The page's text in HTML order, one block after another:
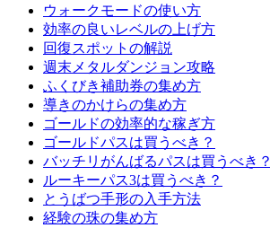
ウォークモードの使い方
効率の良いレベルの上げ方
回復スポットの解説
週末メタルダンジョン攻略
ふくびき補助券の集め方
導きのかけらの集め方
ゴールドの効率的な稼ぎ方
ゴールドパスは買うべき？
バッチリがんばるパスは買うべき？
ルーキーパス3は買うべき？
とうばつ手形の入手方法
経験の珠の集め方